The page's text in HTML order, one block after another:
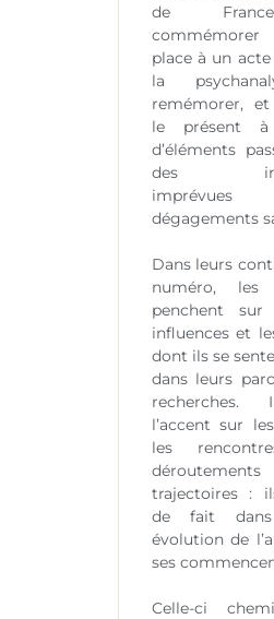
de
place à un
la
remémorer, et
le présent
d’éléments
des
dégagements
Dans leurs
numéro,
penchent sur
influences et
dont ils se
dans leurs
l’accent sur
les
trajectoires :
de fait
évolution de
ses
Celle-ci